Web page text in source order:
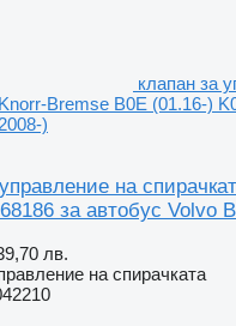
клапан за
Bremse B0E (01.16-)
)
на
за автобус Volvo
лв.
на спирачката